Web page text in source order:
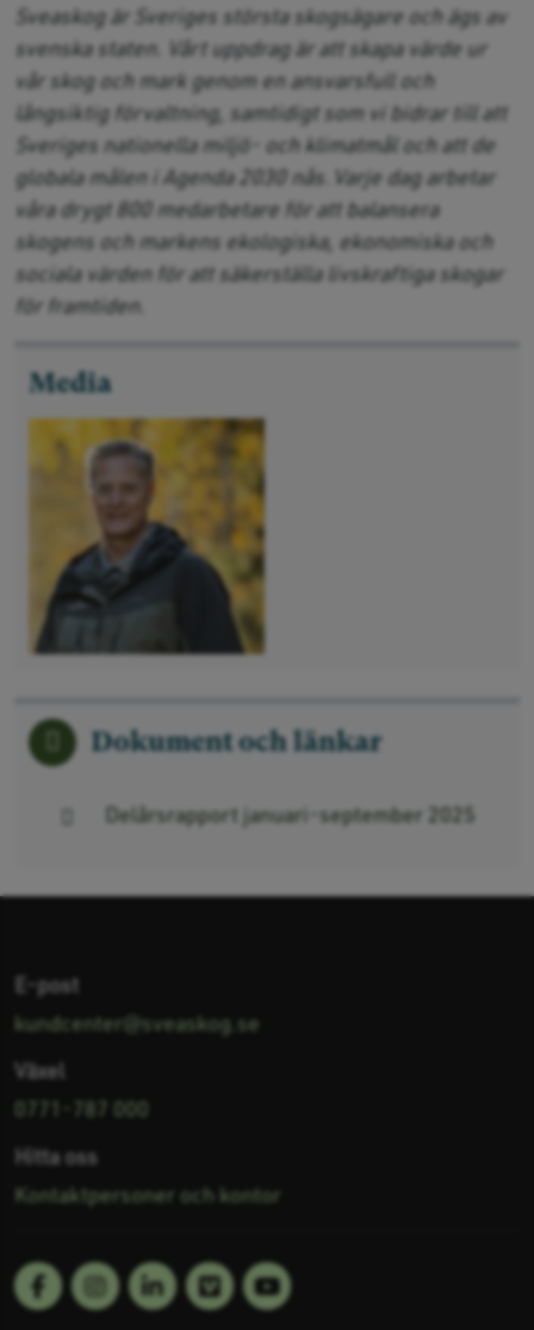
Sveaskog är Sveriges största skogsägare och ägs av
svenska staten. Vårt uppdrag är att skapa värde ur
vår skog och mark genom en ansvarsfull och
långsiktig förvaltning, samtidigt som vi bidrar till att
Sveriges nationella miljö- och klimatmål och att de
globala målen i Agenda 2030 nås. Varje dag arbetar
våra drygt 800 medarbetare för att balansera
skogens och markens ekologiska, ekonomiska och
sociala värden för att säkerställa livskraftiga skogar
för framtiden.
Media
Dokument och länkar
Delårsrapport januari-september 2025
E-post
kundcenter@sveaskog.se
Växel
0771-787 000
Hitta oss
Kontaktpersoner och kontor
Följ oss på:
Facebook LinkedinVimeoYoutube